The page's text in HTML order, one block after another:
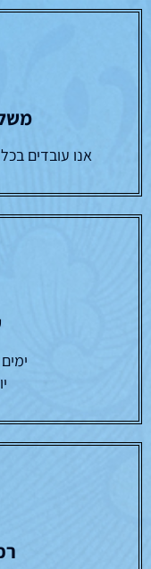
אנו עובדים
ימים א'-